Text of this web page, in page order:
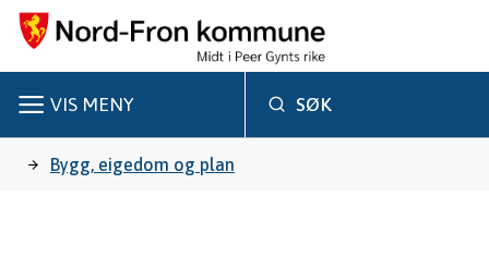
o
r
SØK
VIS MENY
Du Bygg, eigedom og plan